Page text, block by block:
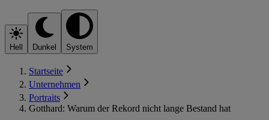
Hell Dunkel System
Startseite
Unternehmen
Portraits
Gotthard: Warum der Rekord nicht lange Bestand hat